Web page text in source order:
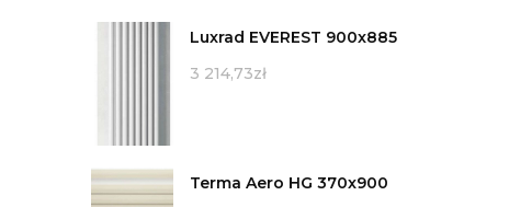
Luxrad EVEREST 900x885
3 214,73zł
Terma Aero HG 370x900